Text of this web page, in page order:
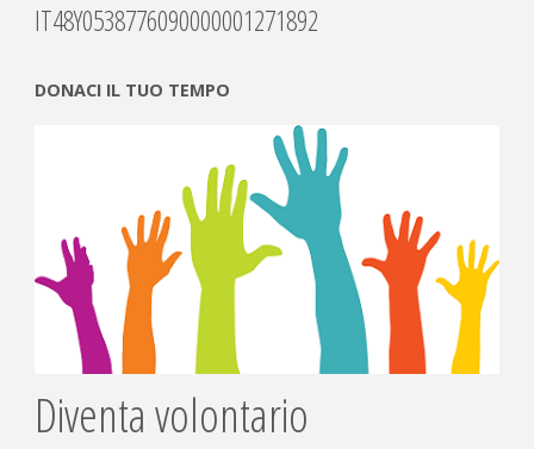
IT48Y0538776090000001271892
DONACI IL TUO TEMPO
Diventa volontario